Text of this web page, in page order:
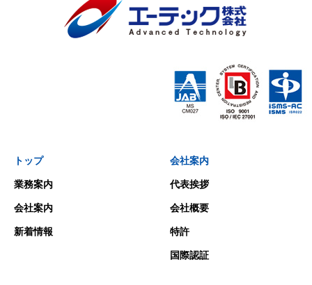
トップ
業務案内
会社案内
新着情報
会社案内
代表挨拶
会社概要
特許
国際認証